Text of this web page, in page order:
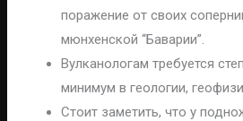
поражение от своих
мюнхенской “Баварии”.
Вулканологам требуется
минимум в геологии,
Стоит заметить, что у